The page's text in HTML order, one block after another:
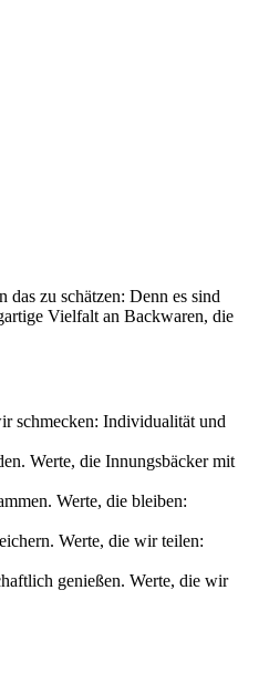
zu schätzen: Denn es sind
Vielfalt an Backwaren, die
schmecken: Individualität und
Werte, die Innungsbäcker mit
Werte, die bleiben:
Werte, die wir teilen:
genießen. Werte, die wir